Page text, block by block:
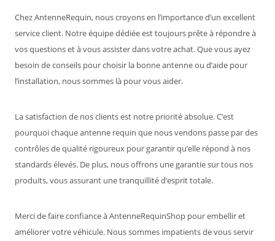
Chez AntenneRequin, nous croyons en l’importance d’un excellent
service client. Notre équipe dédiée est toujours prête à répondre à
vos questions et à vous assister dans votre achat. Que vous ayez
besoin de conseils pour choisir la bonne antenne ou d’aide pour
l’installation, nous sommes là pour vous aider.
La satisfaction de nos clients est notre priorité absolue. C’est
pourquoi chaque antenne requin que nous vendons passe par des
contrôles de qualité rigoureux pour garantir qu’elle répond à nos
standards élevés. De plus, nous offrons une garantie sur tous nos
produits, vous assurant une tranquillité d’esprit totale.
Merci de faire confiance à AntenneRequinShop pour embellir et
améliorer votre véhicule. Nous sommes impatients de vous servir